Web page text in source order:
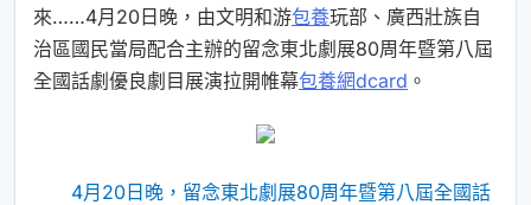
來……4月20日晚，由文明和游包養玩部、廣西壯族自
治區國民當局配合主辦的留念東北劇展80周年暨第八屆
全國話劇優良劇目展演拉開帷幕包養網dcard 。
4月20日晚，留念東北劇展80周年暨第八屆全國話